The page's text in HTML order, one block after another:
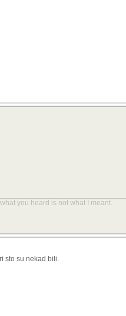
you heard is not what I meant.
sto su nekad bili.